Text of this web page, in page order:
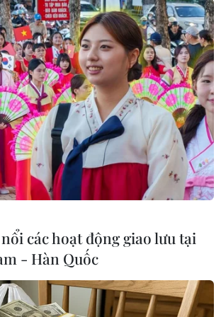
các hoạt động giao lưu tại
- Hàn Quốc